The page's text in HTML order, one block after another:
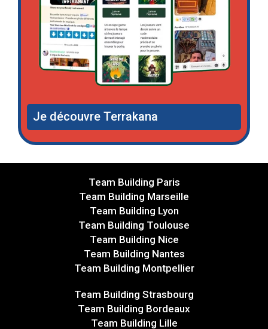
Je découvre Terrakana
Team Building Paris
Team Building Marseille
Team Building Lyon
Team Building Toulouse
Team Building Nice
Team Building Nantes
Team Building Montpellier
Team Building Strasbourg
Team Building Bordeaux
Team Building Lille